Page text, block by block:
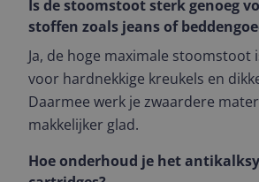
Is de stoomstoot sterk genoeg
stoffen zoals jeans of
Ja, de hoge maximale stoomstoot
voor hardnekkige kreukels en
Daarmee werk je zwaardere
makkelijker glad.
Hoe onderhoud je het